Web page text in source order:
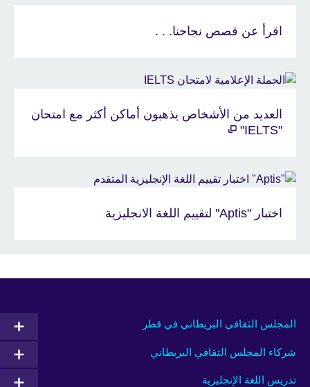
اقرأ عن قصص نجاحنا. . .
العديد من الأشخاص يذهبون أماكن أكثر مع امتحان
"IELTS"
اختبار "Aptis" لتقييم اللغة الانجليزية
المجلس الثقافي البريطاني في قطر
شركاء المجلس الثقافي البريطاني
تدريس اللغة الإنجليزية